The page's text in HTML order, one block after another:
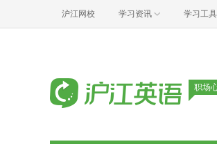
沪江网校 学习资讯 学习工具
职场